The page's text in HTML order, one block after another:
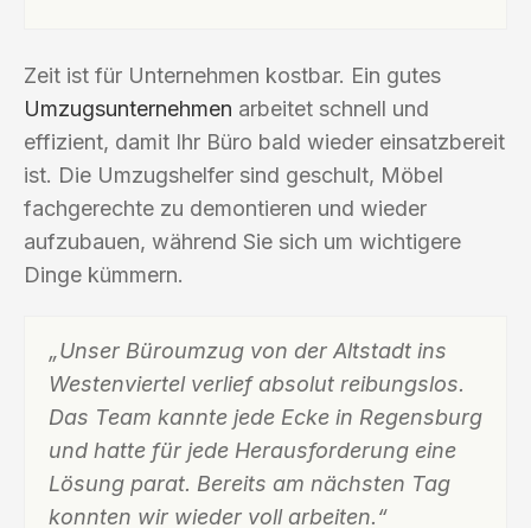
Zeit ist für Unternehmen kostbar. Ein gutes
Umzugsunternehmen arbeitet schnell und
effizient, damit Ihr Büro bald wieder einsatzbereit
ist. Die Umzugshelfer sind geschult, Möbel
fachgerechte zu demontieren und wieder
aufzubauen, während Sie sich um wichtigere
Dinge kümmern.
„Unser Büroumzug von der Altstadt ins
Westenviertel verlief absolut reibungslos.
Das Team kannte jede Ecke in Regensburg
und hatte für jede Herausforderung eine
Lösung parat. Bereits am nächsten Tag
konnten wir wieder voll arbeiten.“